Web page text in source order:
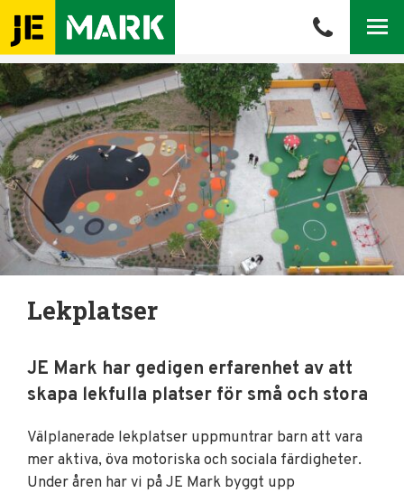
Meny
Lekplatser
JE Mark har gedigen erfarenhet av att
skapa lekfulla platser för små och stora
Välplanerade lekplatser uppmuntrar barn att vara
mer aktiva, öva motoriska och sociala färdigheter.
Under åren har vi på JE Mark byggt upp